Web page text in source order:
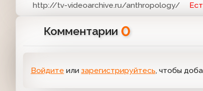
http://tv-videoarchive.ru/anthropology/
Комментарии 0
Войдите или зарегистрируйтесь, чтобы